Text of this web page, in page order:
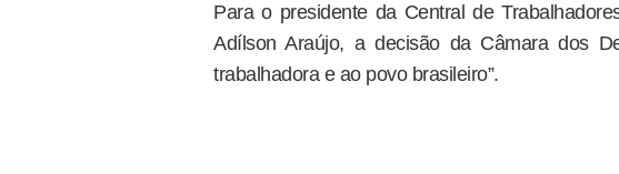
Para o presidente da Central de
Adílson Araújo, a decisão da Câmara dos
trabalhadora e ao povo brasileiro”.